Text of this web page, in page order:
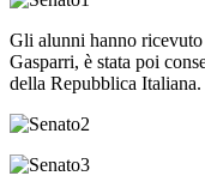
Gli alunni hanno ricevuto
Gasparri, è stata poi
della Repubblica Italiana.